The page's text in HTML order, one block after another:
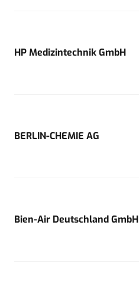
HP Medizintechnik GmbH
BERLIN-CHEMIE AG
Bien-Air Deutschland GmbH